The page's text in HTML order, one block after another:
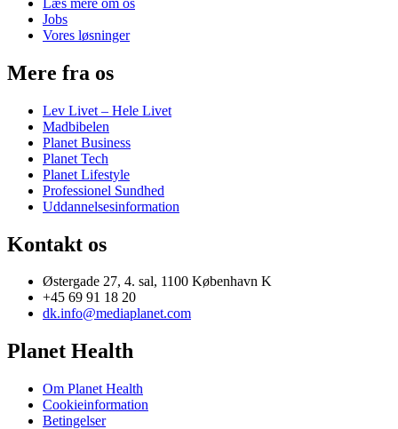
Jobs
Vores løsninger
Mere fra os
Lev Livet – Hele Livet
Madbibelen
Planet Business
Planet Tech
Planet Lifestyle
Professionel Sundhed
Uddannelsesinformation
Kontakt os
Østergade 27, 4. sal, 1100 København K
+45 69 91 18 20
dk.info@mediaplanet.com
Planet Health
Om Planet Health
Cookieinformation
Betingelser